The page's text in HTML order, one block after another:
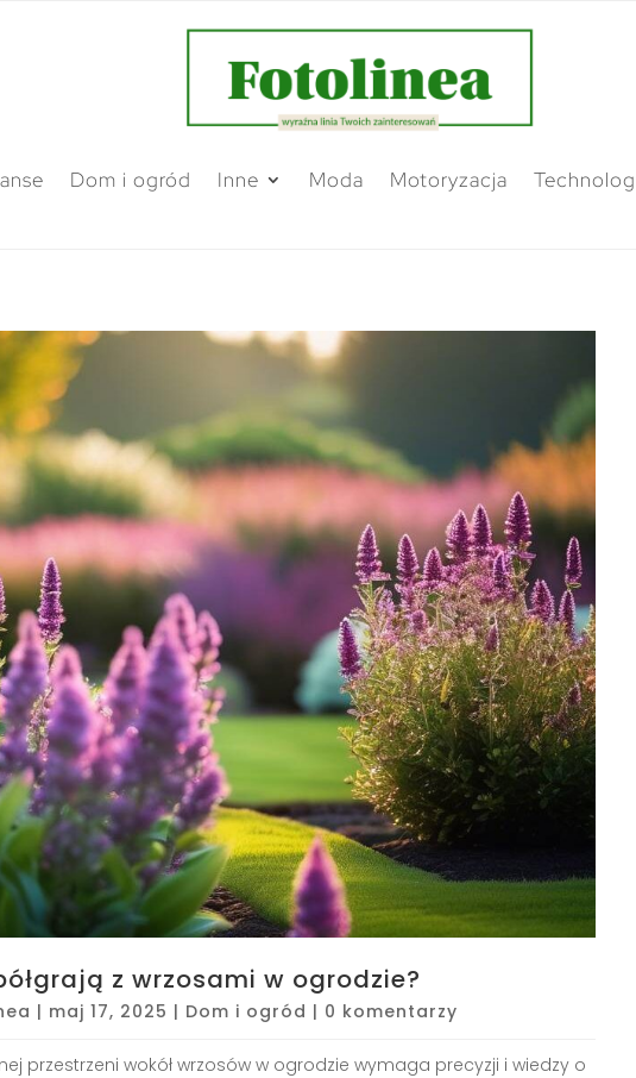
Dom i ogród Inne Moda Motoryzacja
z wrzosami w ogrodzie?
| maj 17, 2025 | Dom i ogród | 0 komentarzy
przestrzeni wokół wrzosów w ogrodzie wymaga precyzji i wiedzy o